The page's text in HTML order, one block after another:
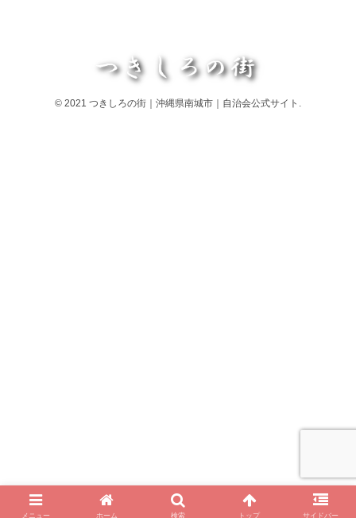
© 2021 つきしろの街｜沖縄県南城市｜自治会公式サイト.
メニュー ホーム 検索 トップ サイドバー